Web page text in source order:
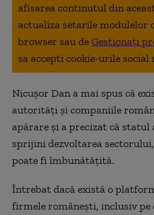
afisarea continutul din
actualiza setarile modulelor
browser sau deGestionați
sa accepti cookie-urile social
Nicușor Dan a mai spus că
autorități și companiile
apărare și a precizat că
sprijini dezvoltarea
poate fi îmbunătățită.
Întrebat dacă există o
firmele românești, inclusiv pe